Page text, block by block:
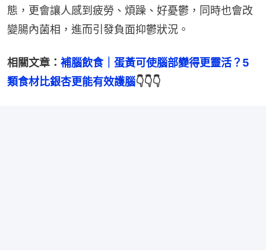
態，更會讓人感到疲勞、煩躁、好憂鬱，同時也會改
變腸內菌相，進而引發負面抑鬱狀況。
相關文章： 補腦飲食｜蛋黃可使腦部變得更靈活？5
類食材比銀杏更能有效護腦👇👇👇